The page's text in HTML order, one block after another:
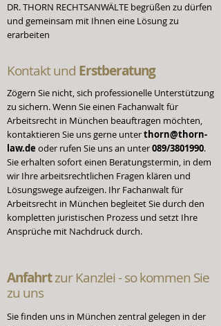
DR. THORN RECHTSANWÄLTE begrüßen zu dürfen
und gemeinsam mit Ihnen eine Lösung zu
erarbeiten
Kontakt und Erstberatung
Zögern Sie nicht, sich professionelle Unterstützung
zu sichern. Wenn Sie einen Fachanwalt für
Arbeitsrecht in München beauftragen möchten,
kontaktieren Sie uns gerne unterthorn@thorn-
law.de oder rufen Sie uns an unter089/3801990.
Sie erhalten sofort einen Beratungstermin, in dem
wir Ihre arbeitsrechtlichen Fragen klären und
Lösungswege aufzeigen. Ihr Fachanwalt für
Arbeitsrecht in München begleitet Sie durch den
kompletten juristischen Prozess und setzt Ihre
Ansprüche mit Nachdruck durch.
Anfahrtzur Kanzlei - so kommen Sie
zu uns
Sie finden uns in München zentral gelegen in der